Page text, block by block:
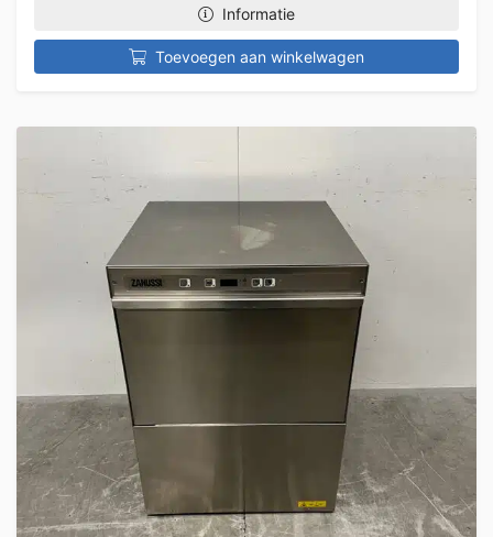
Informatie
Toevoegen aan winkelwagen